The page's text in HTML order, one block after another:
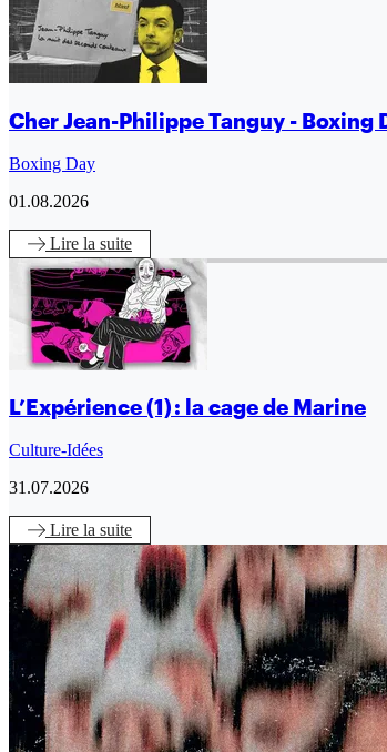
Cher Jean-Philippe Tanguy - Boxing
Boxing Day
01.08.2026
Lire la suite
L’Expérience (1) : la cage de Marine
Culture-Idées
31.07.2026
Lire la suite